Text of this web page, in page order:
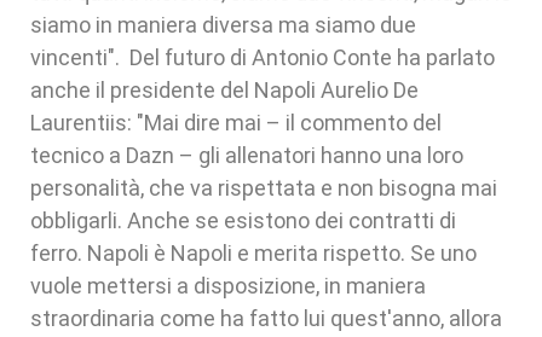
siamo in maniera diversa ma siamo due
vincenti". Del futuro di Antonio Conte ha parlato
anche il presidente del Napoli Aurelio De
Laurentiis: "Mai dire mai – il commento del
tecnico a Dazn – gli allenatori hanno una loro
personalità, che va rispettata e non bisogna mai
obbligarli. Anche se esistono dei contratti di
ferro. Napoli è Napoli e merita rispetto. Se uno
vuole mettersi a disposizione, in maniera
straordinaria come ha fatto lui quest'anno, allora